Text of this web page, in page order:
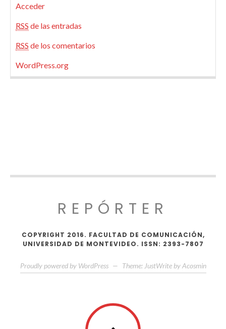
Acceder
RSS de las entradas
RSS de los comentarios
WordPress.org
REPÓRTER
COPYRIGHT 2016. FACULTAD DE COMUNICACIÓN,
UNIVERSIDAD DE MONTEVIDEO. ISSN: 2393-7807
Proudly powered by WordPress — Theme: JustWrite by Acosmin